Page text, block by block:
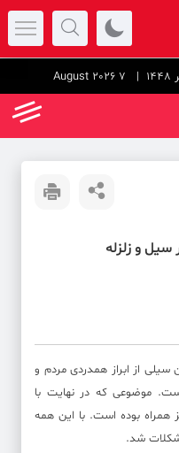
| 7 August 2026
و زلزله
از ابراز همدردی مردم و
موضوعی که در نهایت با
همراه بوده است. با این همه
شد.